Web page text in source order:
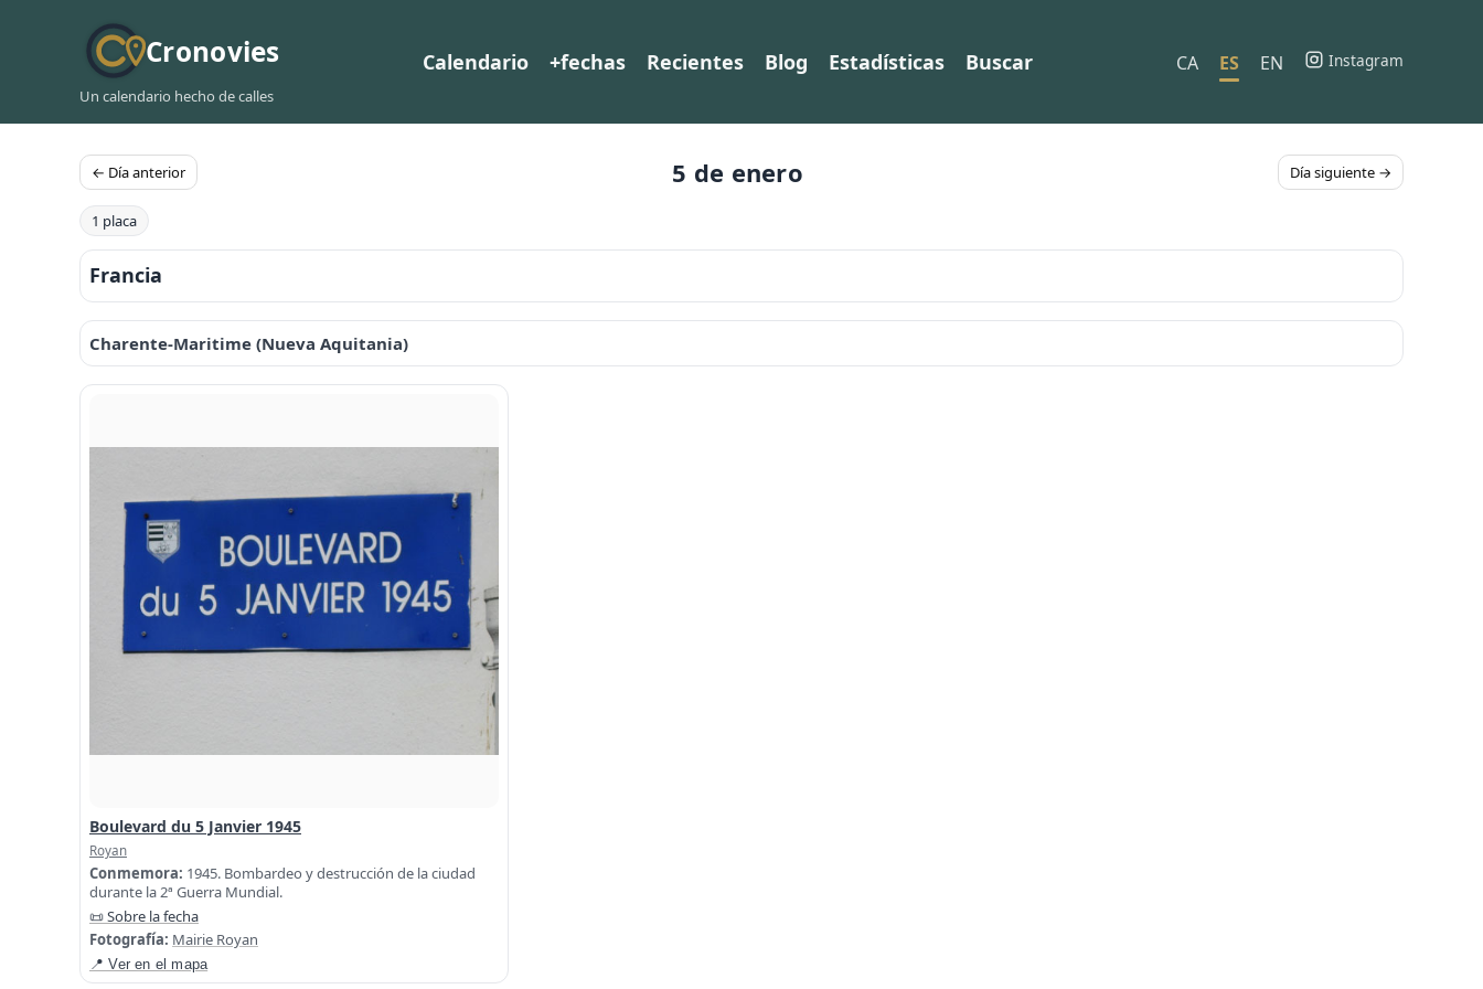
Cronovies
Un calendario hecho de calles
Calendario +fechas Recientes Blog Estadísticas Buscar CA ES EN Instagram
← Día anterior 5 de enero Día siguiente →
1 placa
Francia
Charente-Maritime (Nueva Aquitania)
Boulevard du 5 Janvier 1945
Royan
Conmemora: 1945. Bombardeo y destrucción de la ciudad
durante la 2ª Guerra Mundial.
📜 Sobre la fecha
Fotografía: Mairie Royan
📍 Ver en el mapa